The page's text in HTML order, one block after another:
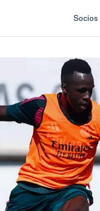
Socios